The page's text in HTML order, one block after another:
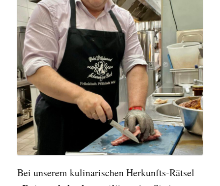
Bei unserem kulinarischen Herkunfts-Rätsel